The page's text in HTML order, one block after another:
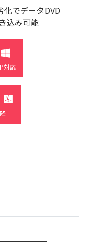
でデータDVD
込み可能
対応